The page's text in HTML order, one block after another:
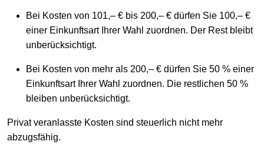
Bei Kosten von 101,– € bis 200,– € dürfen Sie 100,– €
einer Einkunftsart Ihrer Wahl zuordnen. Der Rest bleibt
unberücksichtigt.
Bei Kosten von mehr als 200,– € dürfen Sie 50 % einer
Einkunftsart Ihrer Wahl zuordnen. Die restlichen 50 %
bleiben unberücksichtigt.
Privat veranlasste Kosten sind steuerlich nicht mehr
abzugsfähig.